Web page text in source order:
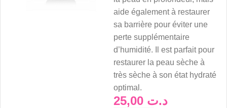
aide également à restaurer
sa barrière pour éviter une
perte supplémentaire
d’humidité. Il est parfait pour
restaurer la peau sèche à
très sèche à son état hydraté
optimal.
د.ت